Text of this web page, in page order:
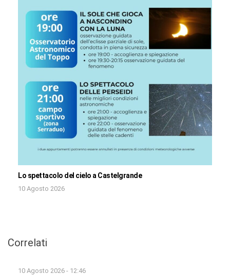
Lo spettacolo del cielo a Castelgrande
10 Agosto 2026
Correlati
10 Agosto 2026 - 12:46